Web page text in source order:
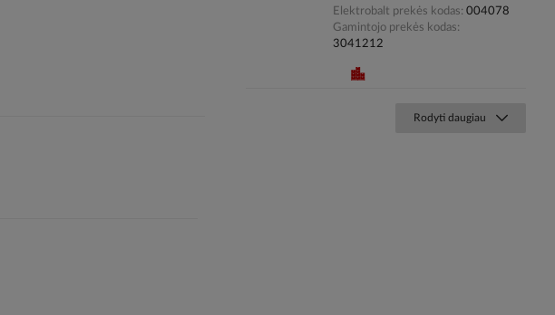
Elektrobalt prekės kodas 004078
Gamintojo prekės kodas
3041212
Rodyti daugiau